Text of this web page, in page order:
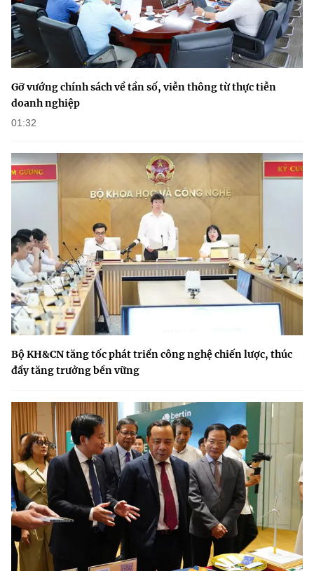
Gỡ vướng chính sách về tần số, viễn thông từ thực tiễn
doanh nghiệp
01:32
Bộ KH&CN tăng tốc phát triển công nghệ chiến lược, thúc
đẩy tăng trưởng bền vững